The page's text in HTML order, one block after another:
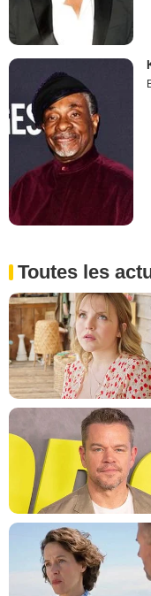
Toutes les